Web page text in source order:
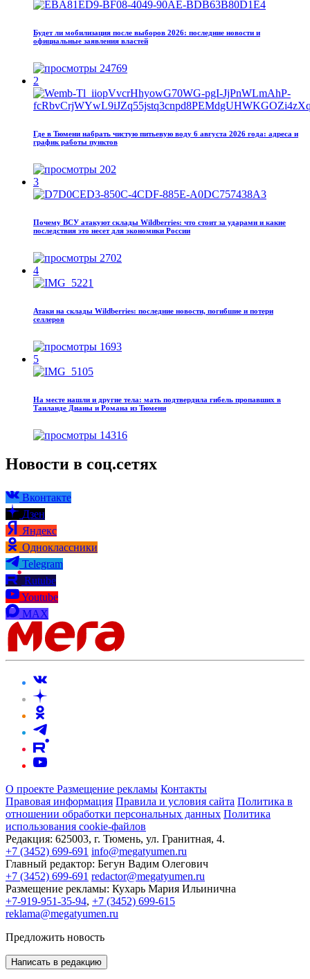
Будет ли мобилизация после выборов 2026: последние новости и
официальные заявления властей
24769
2
Где в Тюмени набрать чистую питьевую воду 6 августа 2026 года: адреса и
график работы пунктов
202
3
Почему ВСУ атакуют склады Wildberries: что стоит за ударами и какие
последствия это несет для экономики России
2702
4
Атаки на склады Wildberries: последние новости, погибшие и потери
селлеров
1693
5
На месте нашли и другие тела: мать подтвердила гибель пропавших в
Таиланде Дианы и Романа из Тюмени
14316
Новости в соц.сетях
Вконтакте
Дзен
Яндекс
Одноклассники
Telegram
Rutube
Youtube
MAX
О проекте Размещение рекламы Контакты
Правовая информация Правила и условия сайта Политика в
отношении обработки персональных данных Политика
использования cookie-файлов
Редакция: 625003, г. Тюмень, ул. Гранитная, 4.
+7 (3452) 699-691 info@megatyumen.ru
Главный редактор: Бегун Вадим Олегович
+7 (3452) 699-691 redactor@megatyumen.ru
Размещение рекламы: Кухарь Мария Ильинична
+7-919-951-35-94, +7 (3452) 699-615
reklama@megatyumen.ru
Предложить новость
Написать в редакцию